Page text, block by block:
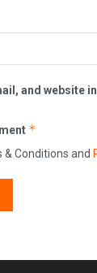
and website
*
& Conditions and